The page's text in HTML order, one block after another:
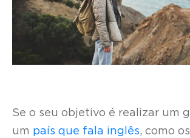
Se o seu objetivo é realizar um
um país que fala inglês, como